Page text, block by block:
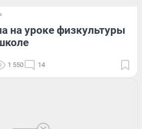
на уроке физкультуры
1 550 14